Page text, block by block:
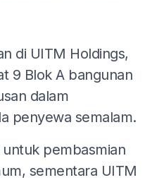
di UITM Holdings,
9 Blok A bangunan
dalam
penyewa semalam.
pembasmian
sementara UITM